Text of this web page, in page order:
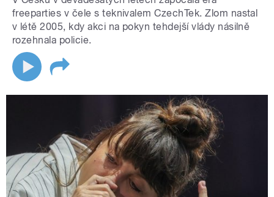
freeparties v čele s teknivalem CzechTek. Zlom nastal
v létě 2005, kdy akci na pokyn tehdejší vlády násilně
rozehnala policie.